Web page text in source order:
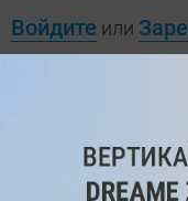
Войдите или
оставить